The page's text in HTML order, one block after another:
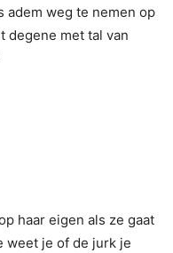
weg te nemen op
degene met tal van
haar eigen als ze gaat
weet je of de jurk je